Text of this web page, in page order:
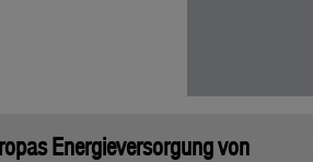
Energieversorgung von